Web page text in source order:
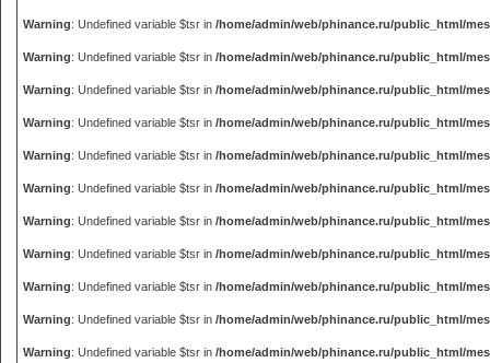
Warning: Undefined variable $tsr in /home/admin/web/phinance.ru/public_html/
Warning: Undefined variable $tsr in /home/admin/web/phinance.ru/public_html/
Warning: Undefined variable $tsr in /home/admin/web/phinance.ru/public_html/
Warning: Undefined variable $tsr in /home/admin/web/phinance.ru/public_html/
Warning: Undefined variable $tsr in /home/admin/web/phinance.ru/public_html/
Warning: Undefined variable $tsr in /home/admin/web/phinance.ru/public_html/
Warning: Undefined variable $tsr in /home/admin/web/phinance.ru/public_html/
Warning: Undefined variable $tsr in /home/admin/web/phinance.ru/public_html/
Warning: Undefined variable $tsr in /home/admin/web/phinance.ru/public_html/
Warning: Undefined variable $tsr in /home/admin/web/phinance.ru/public_html/
Warning: Undefined variable $tsr in /home/admin/web/phinance.ru/public_html/